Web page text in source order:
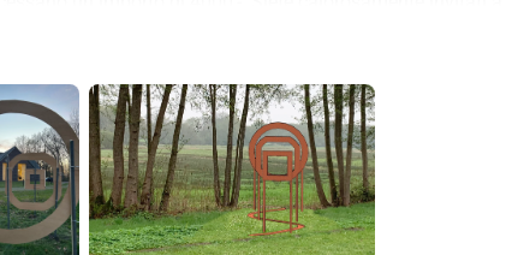
con una donazione una tantum.
Peter ha messo a disposizione quest'opera straordinaria
Ha recentemente esposto nella Reestkamer. Con
all'estrazione di questo dipinto unico!
ha come obiettivo quello di preservare la monumentale
della valle Reest. Questo viene realizzato anche